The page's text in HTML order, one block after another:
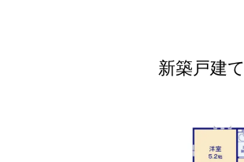
新築戸建て